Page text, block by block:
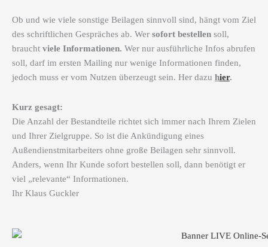
Ob und wie viele sonstige Beilagen sinnvoll sind, hängt vom Ziel
des schriftlichen Gespräches ab. Wer sofort bestellen soll,
braucht viele Informationen. Wer nur ausführliche Infos abrufen
soll, darf im ersten Mailing nur wenige Informationen finden,
jedoch muss er vom Nutzen überzeugt sein. Her dazu hier.
Kurz gesagt:
Die Anzahl der Bestandteile richtet sich immer nach Ihrem Zielen
und Ihrer Zielgruppe. So ist die Ankündigung eines
Außendienstmitarbeiters ohne große Beilagen sehr sinnvoll.
Anders, wenn Ihr Kunde sofort bestellen soll, dann benötigt er
viel „relevante“ Informationen.
Ihr Klaus Guckler